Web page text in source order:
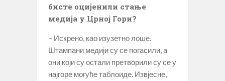
бисте оцијенили стање
медија у Црној Гори?
– Искрено, као изузетно лоше.
Штампани медији су се погасили, а
они који су остали претворили су се у
најгоре могуће таблоиде. Извјесне,